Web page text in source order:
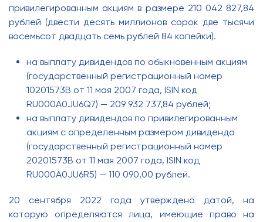
привилегированным акциям в размере 210 042 827,84
рублей (двести десять миллионов сорок две тысячи
восемьсот двадцать семь рублей 84 копейки).
на выплату дивидендов по обыкновенным акциям
(государственный регистрационный номер
10201573В от 11 мая 2007 года, ISIN код
RU000A0JU6Q7) — 209 932 737,84 рублей;
на выплату дивидендов по привилегированным
акциям с определенным размером дивиденда
(государственный регистрационный номер
20201573В от 11 мая 2007 года, ISIN код
RU000A0JU6R5) — 110 090,00 рублей.
20 сентября 2022 года утверждено датой, на
которую определяются лица, имеющие право на